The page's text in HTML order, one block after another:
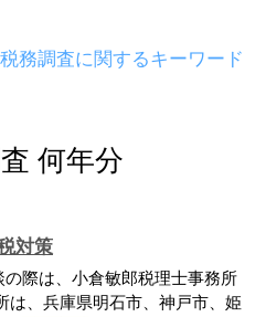
税務調査に関するキーワード
何年分
対策
際は、小倉敏郎税理士事務所
は、兵庫県明石市、神戸市、姫